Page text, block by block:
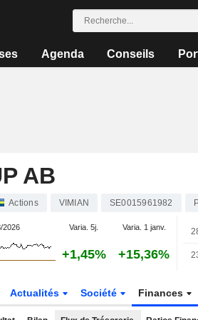
Agenda Conseils
AB
Actions VIMIAN SE0015961982
2026 Varia. 5j. Varia. 1 janv.
+1,45% +15,36%
Actualités Société Finances